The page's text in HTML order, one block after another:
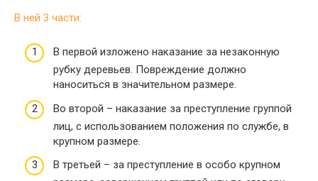
В ней 3 части:
В первой изложено наказание за незаконную
рубку деревьев. Повреждение должно
наноситься в значительном размере.
Во второй – наказание за преступление группой
лиц, с использованием положения по службе, в
крупном размере.
В третьей – за преступление в особо крупном